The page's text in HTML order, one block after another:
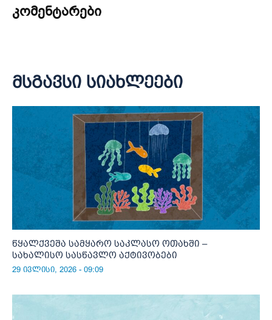
კომენტარები
მსგავსი სიახლეები
წყალქვეშა სამყარო საკლასო ოთახში –
სახალისო სასწავლო აქტივობები
29 ივლისი, 2026 - 09:09